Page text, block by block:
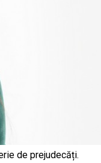
de prejudecăți.